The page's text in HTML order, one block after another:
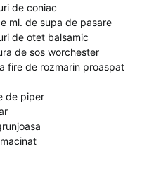
de coniac
ml. de supa de pasare
de otet balsamic
de sos worchester
fire de rozmarin proaspat
de piper